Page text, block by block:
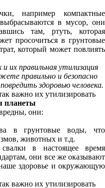
например компактные
в мусор, они
там, ртуть, которая
просочиться в грунтовые
который может повлиять
их правильная утилизация
правильно и безопасно
здоровью человека.
планеты
они:
в грунтовые воды, что
животных и т.д.
в настоящее время
они все же оказывают
наше здоровье и окружающую